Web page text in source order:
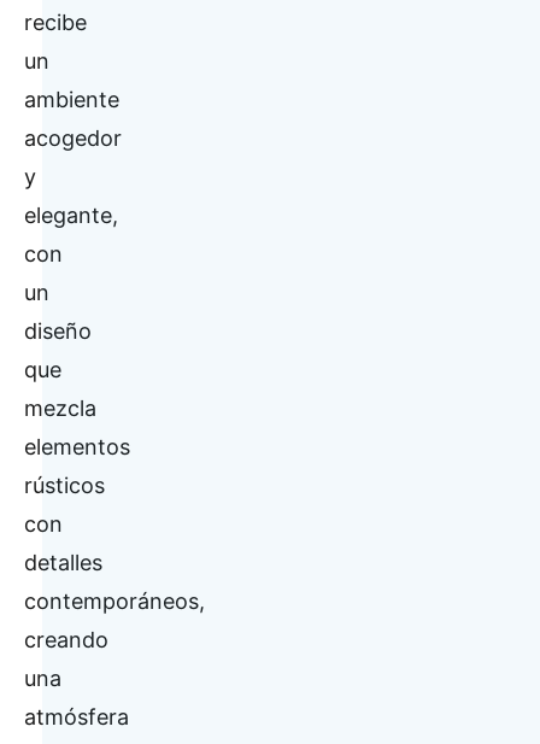
recibe
un
ambiente
acogedor
y
elegante,
con
un
diseño
que
mezcla
elementos
rústicos
con
detalles
contemporáneos,
creando
una
atmósfera